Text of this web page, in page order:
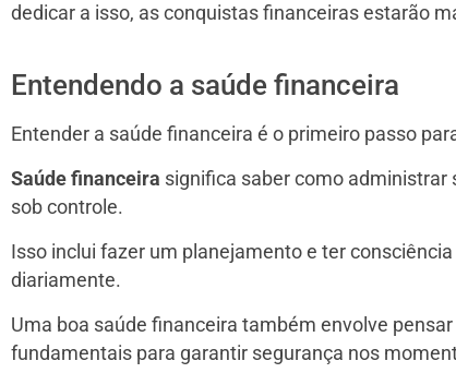
dedicar a isso, as conquistas financeiras estarão
Entendendo a saúde financeira
Entender a saúde financeira é o primeiro passo
Saúde financeira significa saber como administrar
sob controle.
Isso inclui fazer um planejamento e ter
diariamente.
Uma boa saúde financeira também envolve
fundamentais para garantir segurança nos